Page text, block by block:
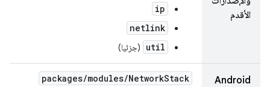
الأقدم
ip
netlink
util
(جزئيا)
Android
packages/modules/NetworkStack